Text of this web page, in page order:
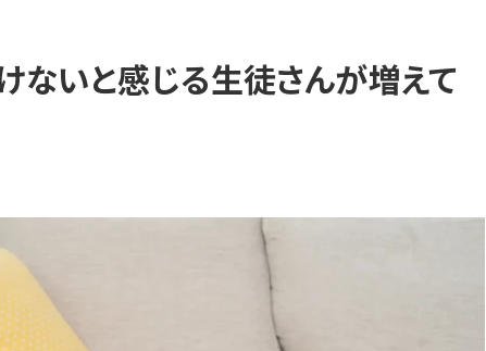
ないと感じる生徒さんが増えて